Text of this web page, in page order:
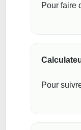
Pour faire
Pour